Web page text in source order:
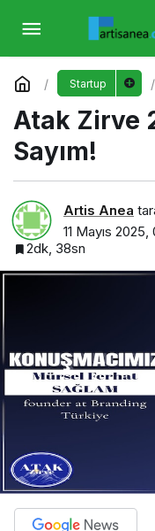
Startup
Atak Zirve
Sayım!
Artis Anea
11 Mayıs 2025,
2dk, 38sn
Atak Zirve
Yorum Yap